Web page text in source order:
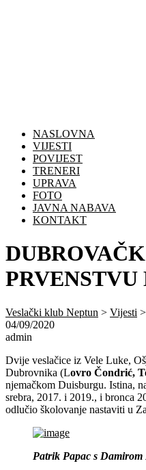
NASLOVNA
VIJESTI
POVIJEST
TRENERI
UPRAVA
FOTO
JAVNA NABAVA
KONTAKT
PRVENSTVU
Veslački klub Neptun > Vijesti >
04/09/2020
admin
Dvije veslačice iz Vele Luke,
Dubrovnika (Lovro Čondrić,
njemačkom Duisburgu. Istina,
srebra, 2017. i 2019., i bronca
odlučio školovanje nastaviti u
Patrik Papac s